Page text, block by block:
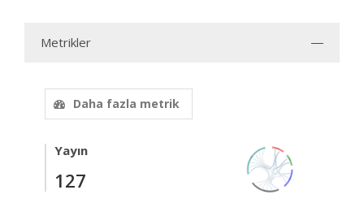
Metrikler
Daha fazla metrik
Yayın
127